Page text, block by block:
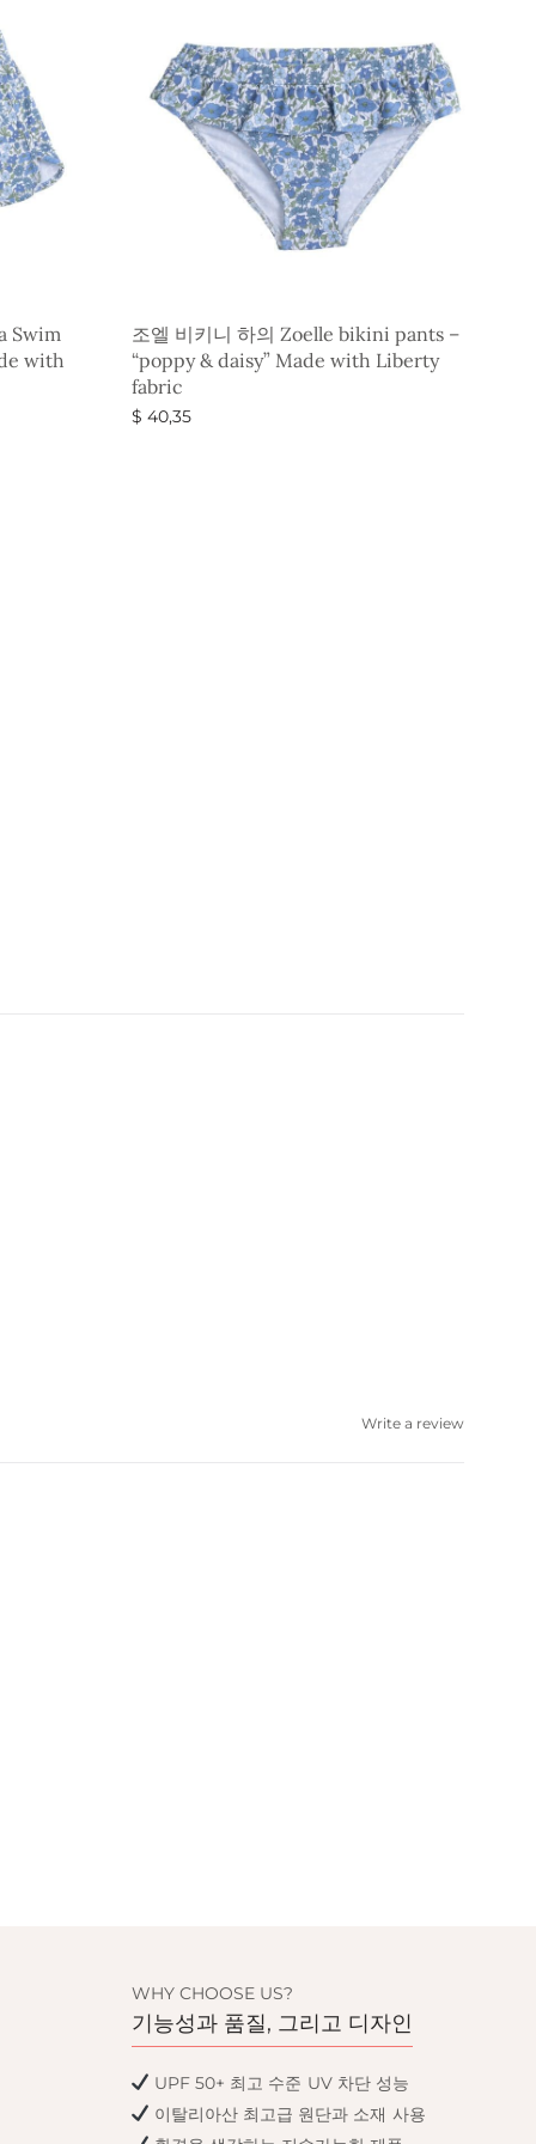
Swim
with
조엘 비키니 하의 Zoelle bikini pants –
“poppy & daisy” Made with Liberty
fabric
$ 40,35
Write a review
WHY CHOOSE US?
기능성과 품질, 그리고 디자인
UPF 50+ 최고 수준 UV 차단 성능
이탈리아산 최고급 원단과 소재 사용